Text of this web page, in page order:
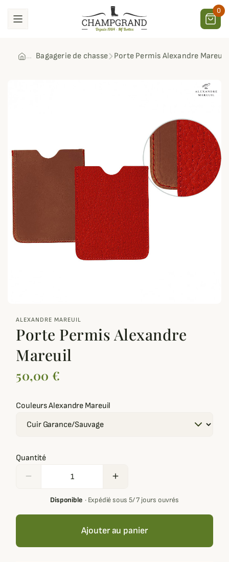
0
Bagagerie de chasse Porte Permis Alexandre Mareuil
ALEXANDRE MAREUIL
Porte Permis Alexandre
Mareuil
50,00 €
Couleurs Alexandre Mareuil
Quantité
remove add
Disponible· Expédié sous 5/ 7 jours ouvrés
Ajouter au panier